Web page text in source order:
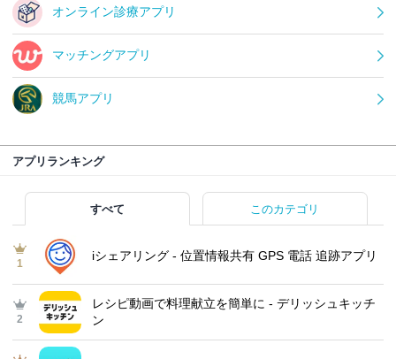
オンライン診療アプリ
マッチングアプリ
競馬アプリ
アプリランキング
すべて このカテゴリ
1
iシェアリング - 位置情報共有 GPS 電話 追跡アプリ
2
レシピ動画で料理献立を簡単‪に - デリッシュキッチ
ン